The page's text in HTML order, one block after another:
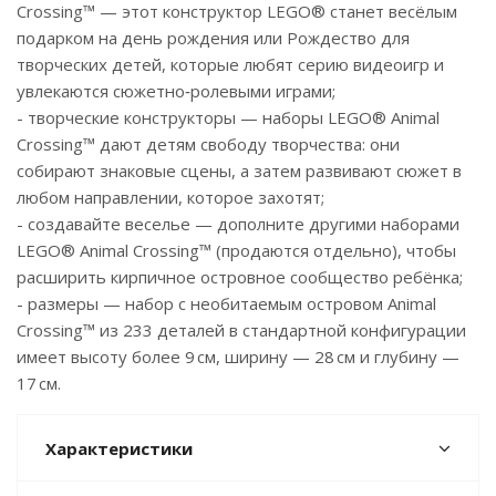
Crossing™ — этот конструктор LEGO® станет весёлым
подарком на день рождения или Рождество для
творческих детей, которые любят серию видеоигр и
увлекаются сюжетно‑ролевыми играми;
- творческие конструкторы — наборы LEGO® Animal
Crossing™ дают детям свободу творчества: они
собирают знаковые сцены, а затем развивают сюжет в
любом направлении, которое захотят;
- создавайте веселье — дополните другими наборами
LEGO® Animal Crossing™ (продаются отдельно), чтобы
расширить кирпичное островное сообщество ребёнка;
- размеры — набор с необитаемым островом Animal
Crossing™ из 233 деталей в стандартной конфигурации
имеет высоту более 9 см, ширину — 28 см и глубину —
17 см.
Характеристики